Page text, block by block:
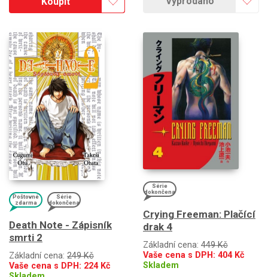
Poštovné
zdarma
Série
dokončena
Death Note - Zápisník
smrti 2
Základní cena: 249 Kč
Vaše cena s DPH: 224Kč
Série
dokončena
Crying Freeman: Plačící
drak 4
Základní cena: 449 Kč
Vaše cena s DPH: 404Kč
Skladem